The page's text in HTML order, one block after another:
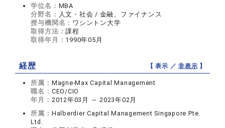
学位名： MBA
分野名： 人文・社会 / 金融、ファイナンス
授与機関名： ワシントン大学
取得方法：課程
取得年月： 1990年05月
経歴 【 表示 ／非表示 】
所属： Magne-Max Capital Management
職名： CEO/CIO
年月： 2012年03月 ～ 2023年02月
所属： Halberdier Capital Management Singapore Pte.
Ltd.